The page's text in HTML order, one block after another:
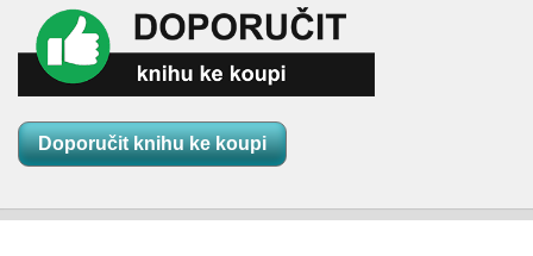
Doporučit knihu ke koupi